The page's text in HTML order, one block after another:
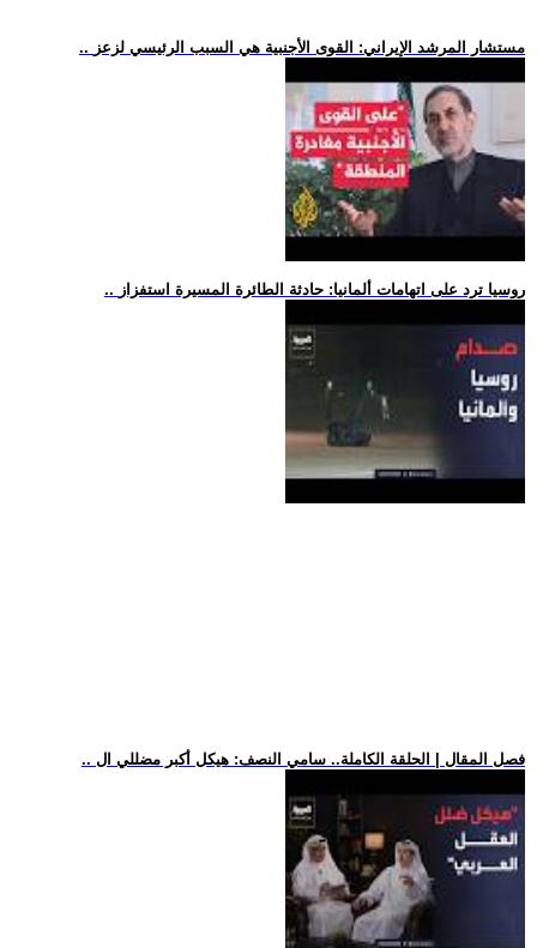
.. مستشار المرشد الإيراني: القوى الأجنبية هي السبب الرئيسي لزعز
.. روسيا ترد على اتهامات ألمانيا: حادثة الطائرة المسيرة استفزاز
.. فصل المقال | الحلقة الكاملة.. سامي النصف: هيكل أكبر مضللي ال